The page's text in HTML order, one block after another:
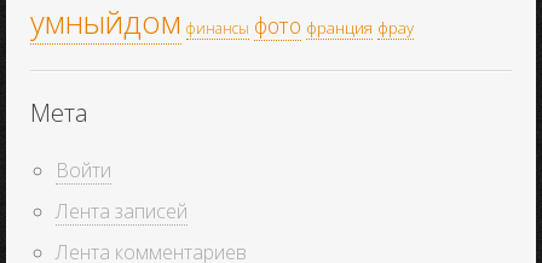
умныйдом финансы фото франция фрау
Мета
Войти
Лента записей
Лента комментариев